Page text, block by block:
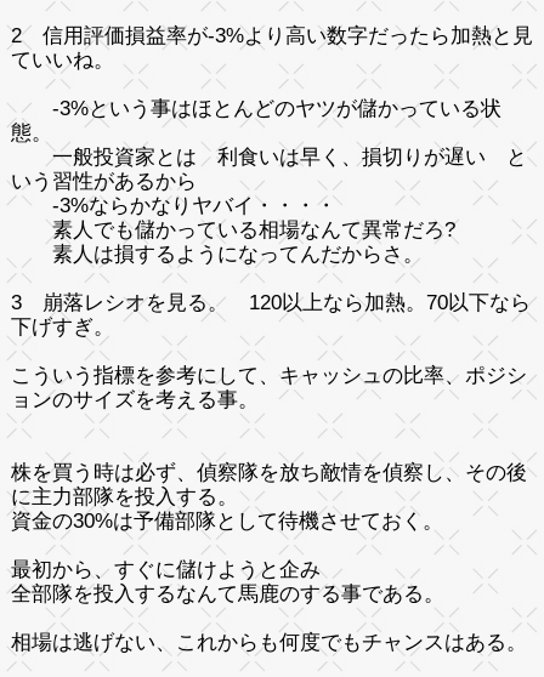
2 信用評価損益率が-3%より高い数字だったら加熱と見
ていいね。
-3%という事はほとんどのヤツが儲かっている状
態。
一般投資家とは 利食いは早く、損切りが遅い と
いう習性があるから
-3%ならかなりヤバイ・・・・
素人でも儲かっている相場なんて異常だろ?
素人は損するようになってんだからさ。
3 崩落レシオを見る。 120以上なら加熱。70以下なら
下げすぎ。
こういう指標を参考にして、キャッシュの比率、ポジシ
ョンのサイズを考える事。
株を買う時は必ず、偵察隊を放ち敵情を偵察し、その後
に主力部隊を投入する。
資金の30%は予備部隊として待機させておく。
最初から、すぐに儲けようと企み
全部隊を投入するなんて馬鹿のする事である。
相場は逃げない、これからも何度でもチャンスはある。